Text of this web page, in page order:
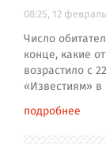
08:25, 12 февраль
Число
конце, какие
возрастило с
«Известиям»
подробнее